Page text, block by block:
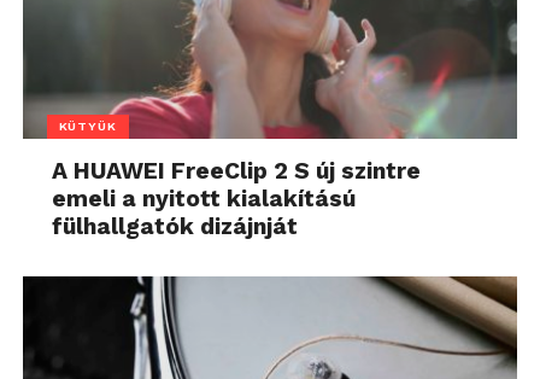
KÜTYÜK
A HUAWEI FreeClip 2 S új szintre
emeli a nyitott kialakítású
fülhallgatók dizájnját